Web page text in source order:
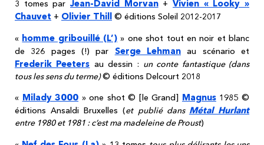
3 tomes parJean-David Morvan+Vivien « Looky »
Chauvet + Olivier Thill © éditions Soleil 2012-2017
« homme gribouillé (L’) » one shot tout en noir et blanc
de 326 pages (!) par Serge Lehman au scénario et
Frederik Peeters au dessin : un conte fantastique (dans
tous les sens du terme)© éditions Delcourt 2018
« Milady 3000 » one shot © [le Grand] Magnus1985 ©
éditions Ansaldi Bruxelles (et publié dans Métal Hurlant
entre 1980 et 1981 : c’est ma madeleine de Proust)